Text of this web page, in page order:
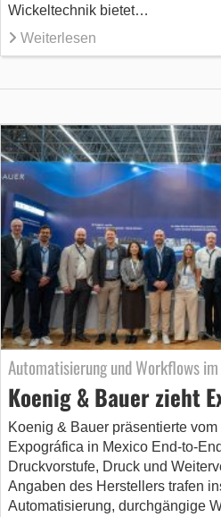
Wickeltechnik bietet…
Weiterlesen
Automatisierung und Workflows im
Koenig & Bauer zieht
Koenig & Bauer präsentierte
Expográfica in Mexico End-to-
Druckvorstufe, Druck und
Angaben des Herstellers trafen
Automatisierung, durchgängige